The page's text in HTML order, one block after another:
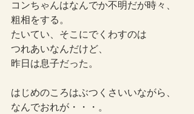
コンちゃんはなんでか不明だが時々、
粗相をする。
たいてい、そこにでくわすのは
つれあいなんだけど、
昨日は息子だった。
はじめのころはぶつくさいいながら、
なんでおれが・・・。